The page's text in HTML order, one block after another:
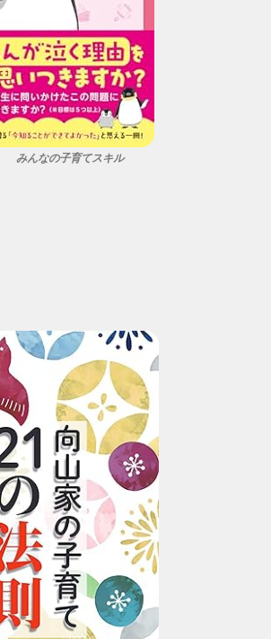
みんなの子育てスキル